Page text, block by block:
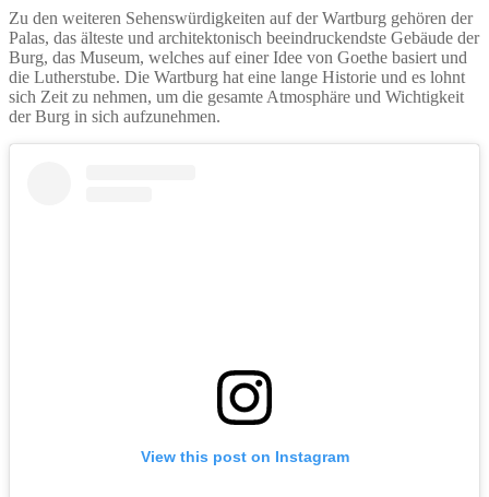
Zu den weiteren Sehenswürdigkeiten auf der Wartburg gehören der
Palas, das älteste und architektonisch beeindruckendste Gebäude der
Burg, das Museum, welches auf einer Idee von Goethe basiert und
die Lutherstube. Die Wartburg hat eine lange Historie und es lohnt
sich Zeit zu nehmen, um die gesamte Atmosphäre und Wichtigkeit
der Burg in sich aufzunehmen.
View this post on Instagram